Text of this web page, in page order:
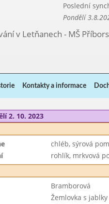
Poslední
Pondělí
v Letňanech - MŠ
Kontakty a informace
2. 10. 2023
chléb, sýrová
rohlík, mrkvová
Bramborová
Žemlovka s jablky